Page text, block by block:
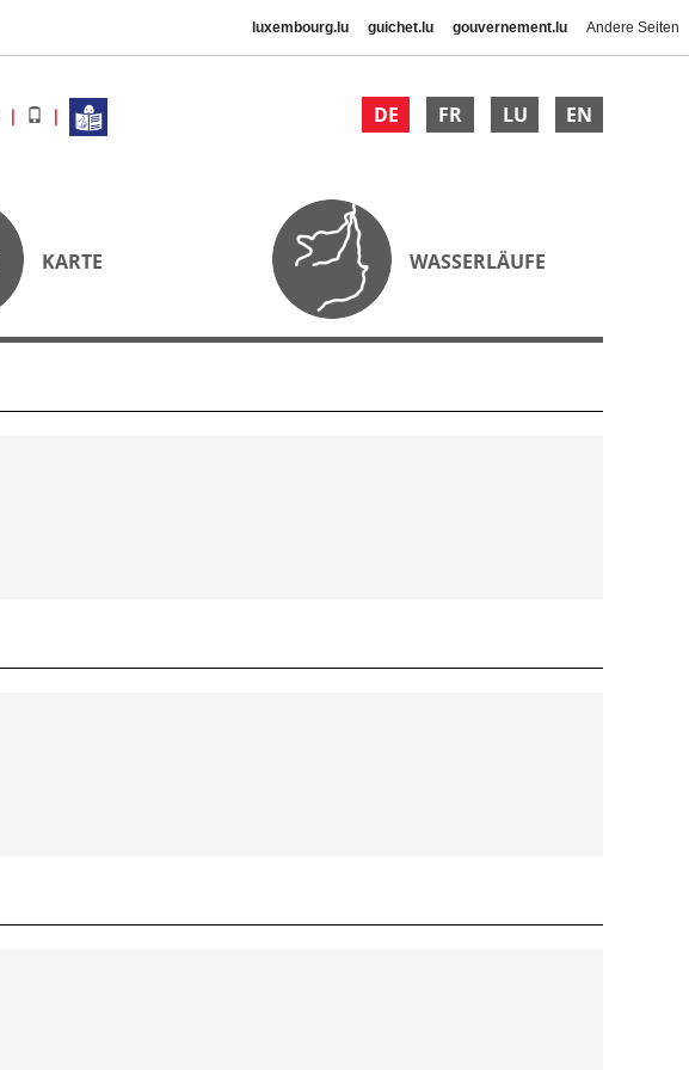
luxembourg.lu guichet.lu gouvernement.lu Andere Seiten
DE FR LU EN
KARTE WASSERLÄUFE